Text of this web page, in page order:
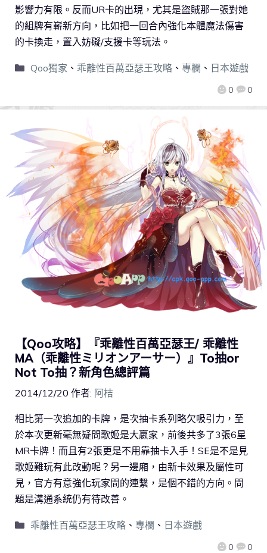
0 0
影響力有限。反而UR卡的出現，尤其是盜賊那一張對她
的組牌有嶄新方向，比如把一回合內強化本體魔法傷害
的卡換走，置入妨礙/支援卡等玩法。
Qoo獨家 、 乖離性百萬亞瑟王攻略、 專欄 、 日本遊戲
【Qoo攻略】『乖離性百萬亞瑟王/ 乖離性
MA（乖離性ミリオンアーサー）』To抽or
Not To抽？新角色總評篇
2014/12/20 作者: 阿桔
0 0
相比第一次追加的卡牌，是次抽卡系列略欠吸引力，至
於本次更新毫無疑問歌姬是大嬴家，前後共多了3張6星
MR卡牌！而且有2張更是不用靠抽卡入手！SE是不是見
歌姬難玩有此改動呢？另一邊廂，由新卡效果及屬性可
見，官方有意強化玩家間的連繫，是個不錯的方向。問
題是溝通系統仍有待改善。
乖離性百萬亞瑟王攻略、 專欄 、 日本遊戲